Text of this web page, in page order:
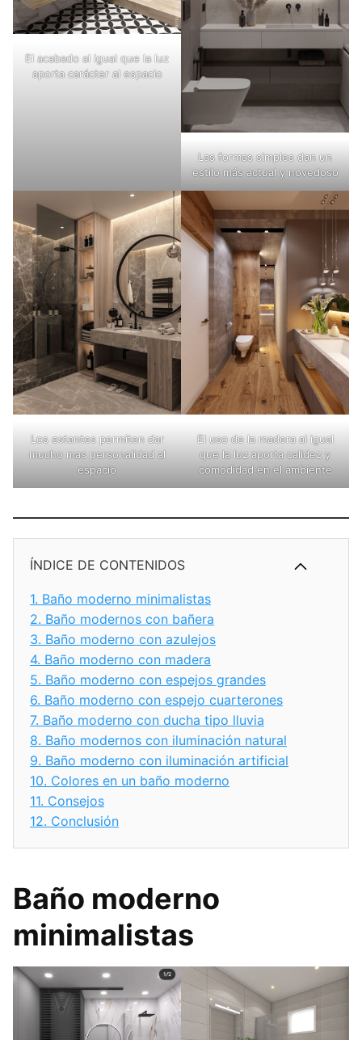
El acabado al igual que la luz
aporta carácter al espacio
Las formas simples dan un
estilo más actual y novedoso
Los estantes permiten dar
mucho mas personalidad al
espacio
El uso de la madera al igual
que la luz aporta calidez y
comodidad en el ambiente
ÍNDICE DE CONTENIDOS
1. Baño moderno minimalistas
2. Baño modernos con bañera
3. Baño moderno con azulejos
4. Baño moderno con madera
5. Baño moderno con espejos grandes
6. Baño moderno con espejo cuarterones
7. Baño moderno con ducha tipo lluvia
8. Baño modernos con iluminación natural
9. Baño moderno con iluminación artificial
10. Colores en un baño moderno
11. Consejos
12. Conclusión
Baño moderno
minimalistas